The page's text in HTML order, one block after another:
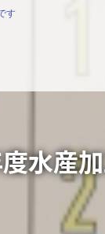
す
水産